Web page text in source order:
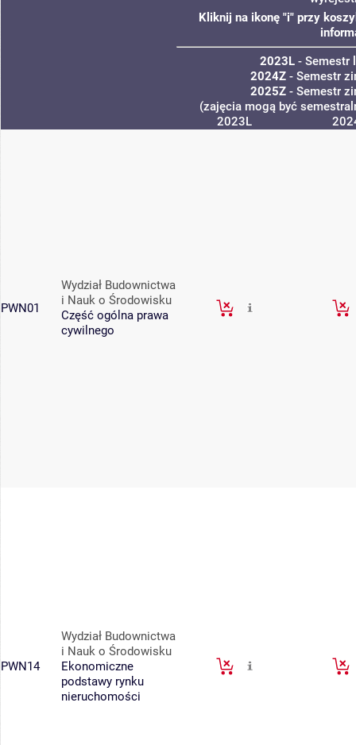
Kliknij na ikonę "i" przy
2023L- Semestr
2024Z- Semestr
2025Z- Semestr
(zajęcia mogą być
2023L
PWN01
Wydział Budownictwa
i Nauk o Środowisku
Część ogólna prawa
cywilnego
PWN14
Wydział Budownictwa
i Nauk o Środowisku
Ekonomiczne
podstawy rynku
nieruchomości